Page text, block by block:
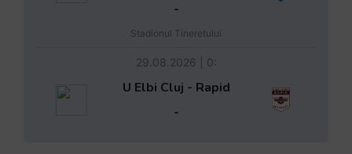
-
Stadionul Tineretului
29.08.2026 | 0:
U Elbi Cluj - Rapid
-